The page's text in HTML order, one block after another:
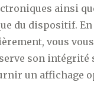
ainsi
du dispositif.
vous
son intégrité
un affichage